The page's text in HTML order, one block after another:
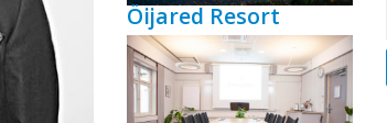
Öijared Resort